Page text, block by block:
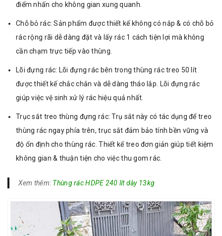
điểm nhấn cho không gian xung quanh.
Chỗ bỏ rác: Sản phẩm được thiết kế không có nắp & có chỗ bỏ
rác rộng rãi dễ dàng đặt và lấy rác 1 cách tiện lợi mà không
cần chạm trực tiếp vào thùng.
Lõi đựng rác: Lõi đựng rác bên trong thùng rác treo 50 lít
được thiết kế chắc chắn và dễ dàng tháo lắp. Lõi đựng rác
giúp việc vệ sinh xử lý rác hiệu quả nhất.
Trục sắt treo thùng đựng rác: Trụ sắt này có tác dụng để treo
thùng rác ngay phía trên, trục sắt đảm bảo tính bền vững và
độ ổn định cho thùng rác. Thiết kế treo đơn giản giúp tiết kiệm
không gian & thuận tiện cho việc thu gom rác.
Xem thêm: Thùng rác HDPE 240 lít dày 13kg